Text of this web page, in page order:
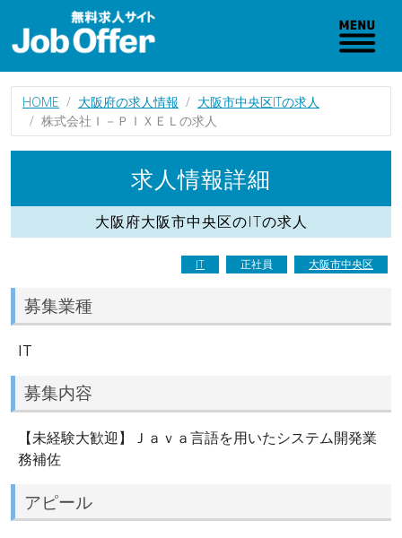
HOME 大阪府の求人情報
大阪市中央区ITの求人
株式会社Ｉ－ＰＩＸＥＬの求人
求人情報詳細
大阪府大阪市中央区のITの求人
IT 正社員 大阪市中央区
募集業種
IT
募集内容
【未経験大歓迎】Ｊａｖａ言語を用いたシステム開発業
務補佐
アピール